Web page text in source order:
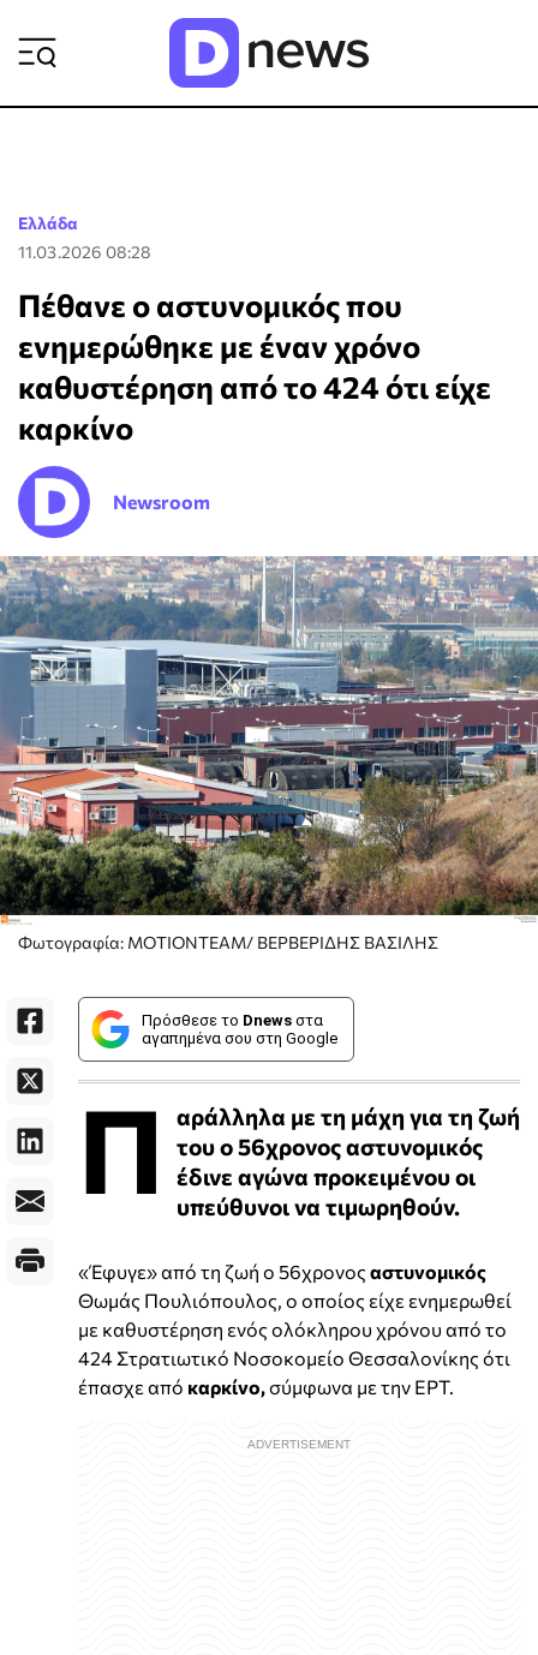
Ελλάδα
11.03.2026 08:28
Πέθανε ο αστυνομικός που
ενημερώθηκε με έναν χρόνο
καθυστέρηση από το 424 ότι είχε
καρκίνο
Newsroom
Φωτογραφία: ΜΟΤΙΟΝΤΕΑΜ/ ΒΕΡΒΕΡΙΔΗΣ ΒΑΣΙΛΗΣ
Πρόσθεσε το Dnews στα
αγαπημένα σου στη Google
Π
αράλληλα με τη μάχη για τη ζωή
του ο 56χρονος αστυνομικός
έδινε αγώνα προκειμένου οι
υπεύθυνοι να τιμωρηθούν.
«Έφυγε» από τη ζωή ο 56χρονος αστυνομικός
Θωμάς Πουλιόπουλος, ο οποίος είχε ενημερωθεί
με καθυστέρηση ενός ολόκληρου χρόνου από το
424 Στρατιωτικό Νοσοκομείο Θεσσαλονίκης ότι
έπασχε από καρκίνο,σύμφωνα με την ΕΡΤ.